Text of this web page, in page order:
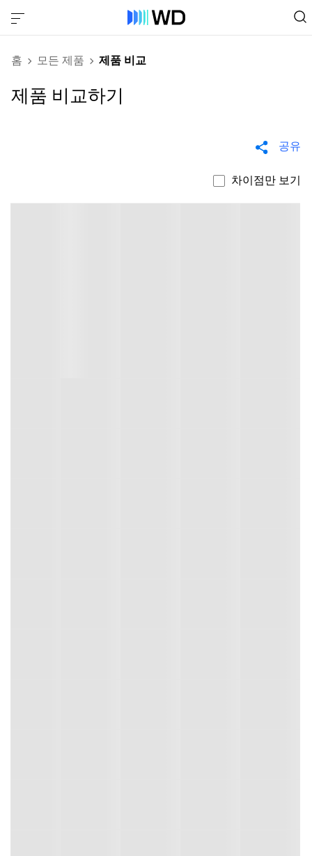
홈 모든 제품 제품 비교
제품 비교하기
공유
차이점만 보기